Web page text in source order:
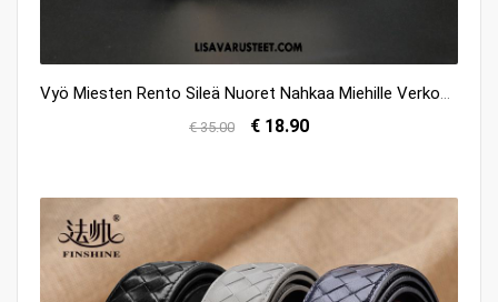
€ 35.00 € 18.90